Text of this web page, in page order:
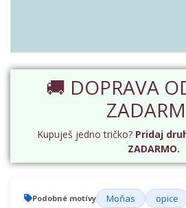
🚚 DOPRAVA
Kupuješ jedno tričko? Pridaj
ZADARMO.
Podobné motívy Moňas opice